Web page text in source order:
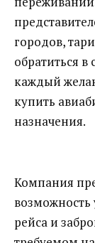
городов,
обратиться
каждый
купить
назначения.
Компания
возможность
рейса и